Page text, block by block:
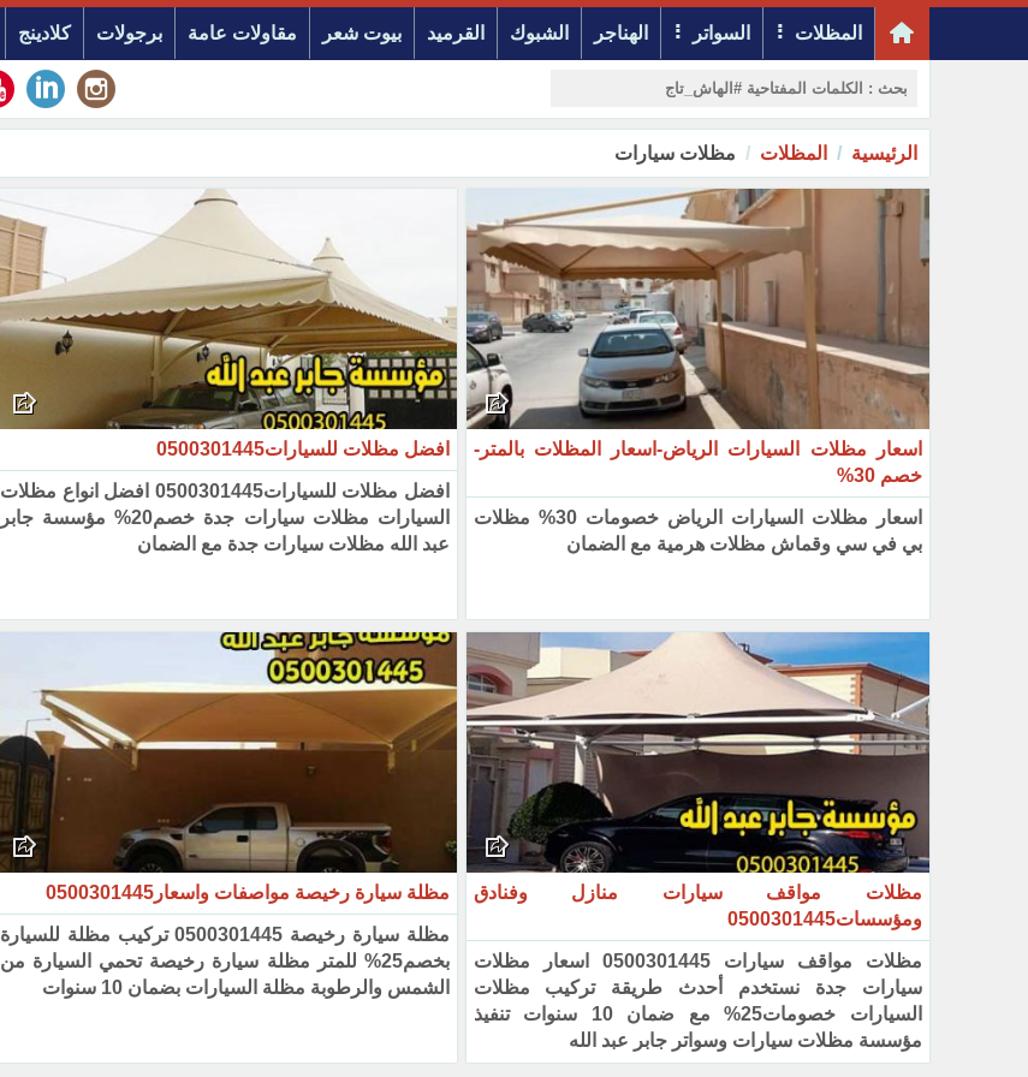
المظلات السواتر الهناجر الشبوك القرميد بيوت شعر مقاولات عامة برجولات كلادينج
الرئيسية المظلات مظلات سيارات
اسعار مظلات السيارات الرياض-اسعار المظلات بالمتر-
خصم 30%
اسعار مظلات السيارات الرياض خصومات 30% مظلات
بي في سي وقماش مظلات هرمية مع الضمان
افضل مظلات للسيارات0500301445
افضل مظلات للسيارات0500301445 افضل انواع مظلات
السيارات مظلات سيارات جدة خصم20% مؤسسة جابر
عبد الله مظلات سيارات جدة مع الضمان
مظلات مواقف سيارات منازل وفنادق
ومؤسسات0500301445
مظلات مواقف سيارات 0500301445 اسعار مظلات
سيارات جدة نستخدم أحدث طريقة تركيب مظلات
السيارات خصومات25% مع ضمان 10 سنوات تنفيذ
مؤسسة مظلات سيارات وسواتر جابر عبد الله
مظلة سيارة رخيصة مواصفات واسعار0500301445
مظلة سيارة رخيصة 0500301445 تركيب مظلة للسيارة
بخصم25% للمتر مظلة سيارة رخيصة تحمي السيارة من
الشمس والرطوبة مظلة السيارات بضمان 10 سنوات